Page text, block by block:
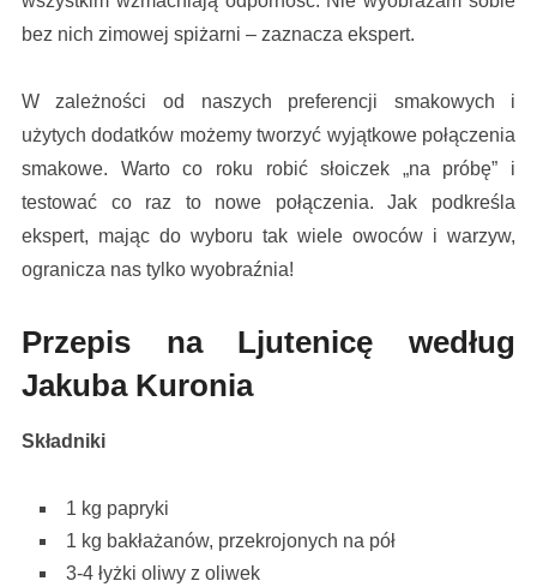
bez nich zimowej spiżarni – zaznacza ekspert.
W zależności od naszych preferencji smakowych i
użytych dodatków możemy tworzyć wyjątkowe połączenia
smakowe. Warto co roku robić słoiczek „na próbę” i
testować co raz to nowe połączenia. Jak podkreśla
ekspert, mając do wyboru tak wiele owoców i warzyw,
ogranicza nas tylko wyobraźnia!
Przepis na Ljutenicę według
Jakuba Kuronia
Składniki
1 kg papryki
1 kg bakłażanów, przekrojonych na pół
3-4 łyżki oliwy z oliwek